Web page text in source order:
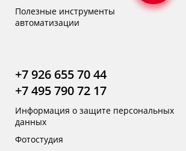
Полезные инструменты
автоматизации
+7 926 655 70 44
+7 495 790 72 17
Информация о защите персональных
данных
Фотостудия